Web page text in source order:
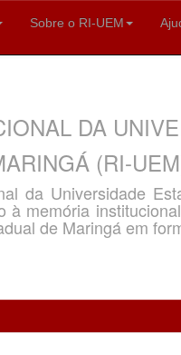
Sobre o RI-UEM
DA
(RI-
da Universidade
à memória
de Maringá em